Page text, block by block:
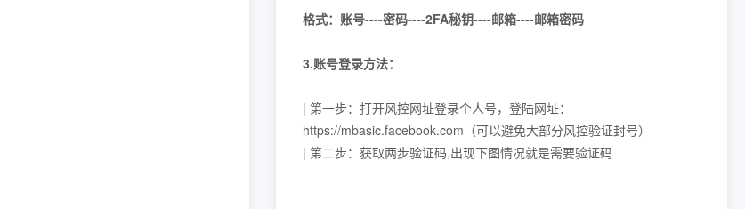
格式：账号----密码----2FA秘钥----邮箱----邮箱密码
3.账号登录方法：
| 第一步：打开风控网址登录个人号，登陆网址：
https://mbasic.facebook.com（可以避免大部分风控验证封号）
| 第二步：获取两步验证码,出现下图情况就是需要验证码